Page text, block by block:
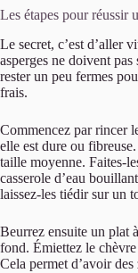
Les étapes pour réussir
Le secret, c’est d’aller
asperges ne doivent
rester un peu fermes
frais.
Commencez par rincer
elle est dure ou
taille moyenne. Faites-
casserole d’eau
laissez-les tiédir sur un
Beurrez ensuite un plat
fond. Émiettez le
Cela permet d’avoir